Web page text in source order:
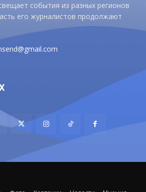
события из разных регионов
его журналистов продолжают